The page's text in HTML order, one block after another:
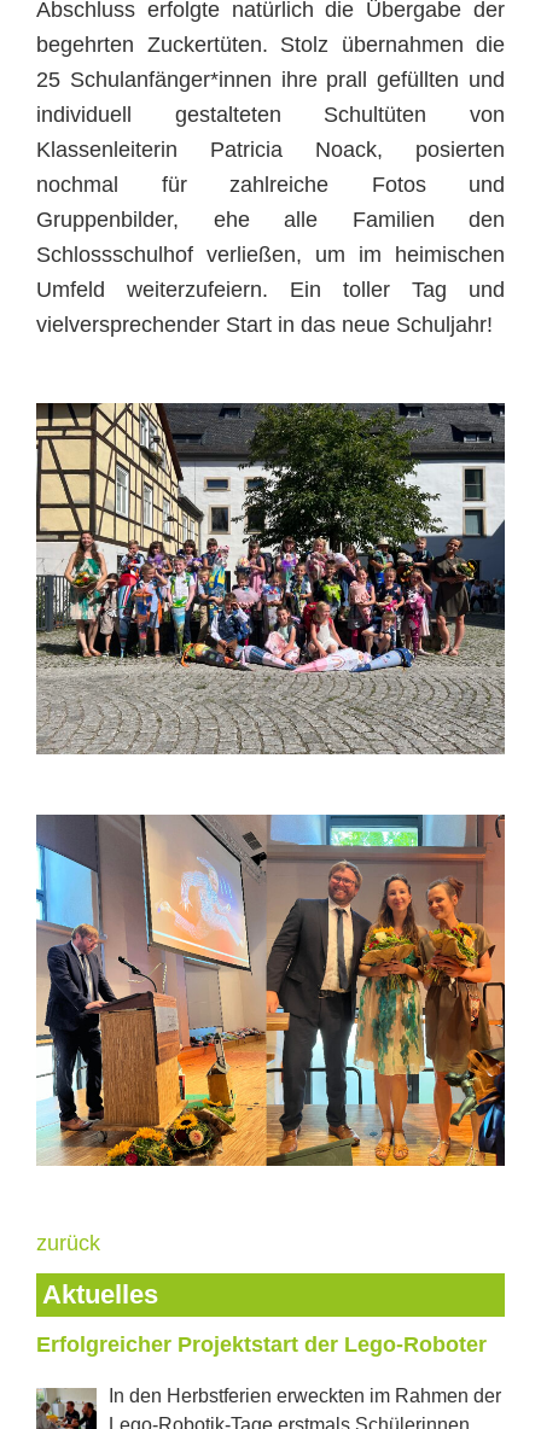
Abschluss erfolgte natürlich die Übergabe der
begehrten Zuckertüten. Stolz übernahmen die
25 Schulanfänger*innen ihre prall gefüllten und
individuell gestalteten Schultüten von
Klassenleiterin Patricia Noack, posierten
nochmal für zahlreiche Fotos und
Gruppenbilder, ehe alle Familien den
Schlossschulhof verließen, um im heimischen
Umfeld weiterzufeiern. Ein toller Tag und
vielversprechender Start in das neue Schuljahr!
zurück
Aktuelles
Erfolgreicher Projektstart der Lego-Roboter
In den Herbstferien erweckten im Rahmen der
Lego-Robotik-Tage erstmals Schülerinnen